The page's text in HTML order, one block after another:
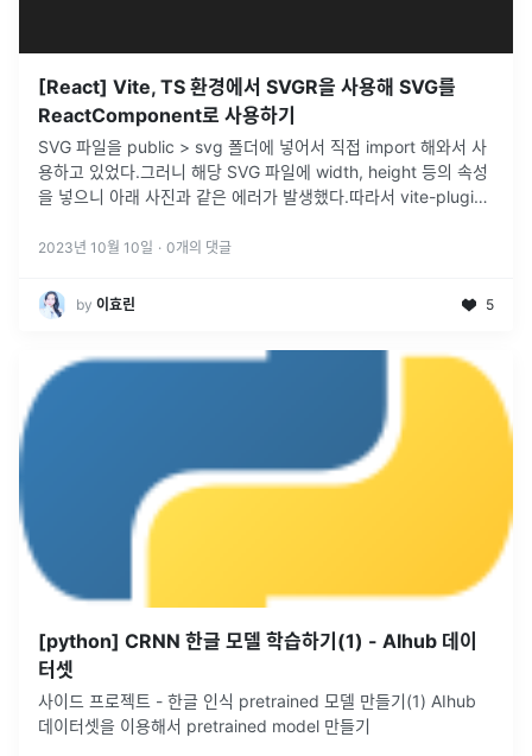
[React] Vite, TS 환경에서 SVGR을 사용해 SVG를
ReactComponent로 사용하기
SVG 파일을 public > svg 폴더에 넣어서 직접 import 해와서 사
용하고 있었다.그러니 해당 SVG 파일에 width, height 등의 속성
을 넣으니 아래 사진과 같은 에러가 발생했다.따라서 vite-plugin-
2023년 10월 10일 · 0개의 댓글
by 이효린 5
[python] CRNN 한글 모델 학습하기(1) - AIhub 데이
터셋
사이드 프로젝트 - 한글 인식 pretrained 모델 만들기(1) AIhub
데이터셋을 이용해서 pretrained model 만들기